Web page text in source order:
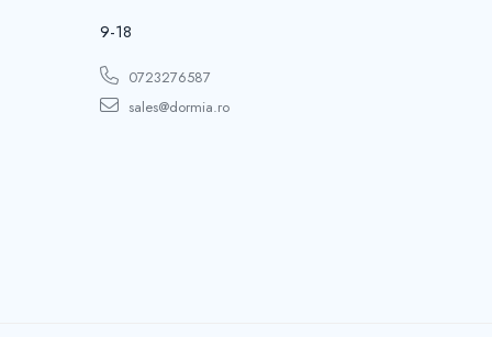
9-18
0723276587
sales@dormia.ro